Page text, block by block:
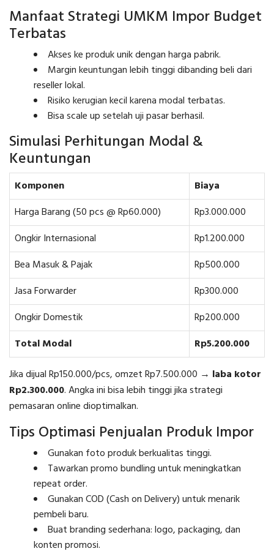
Manfaat Strategi UMKM Impor Budget
Terbatas
Akses ke produk unik dengan harga pabrik.
Margin keuntungan lebih tinggi dibanding beli dari
reseller lokal.
Risiko kerugian kecil karena modal terbatas.
Bisa scale up setelah uji pasar berhasil.
Simulasi Perhitungan Modal &
Keuntungan
Komponen
Biaya
Harga Barang (50 pcs @ Rp60.000)
Rp3.000.000
Ongkir Internasional
Rp1.200.000
Bea Masuk & Pajak
Rp500.000
Jasa Forwarder
Rp300.000
Ongkir Domestik
Rp200.000
Total Modal
Rp5.200.000
Jika dijual Rp150.000/pcs, omzet Rp7.500.000 → laba kotor
Rp2.300.000. Angka ini bisa lebih tinggi jika strategi
pemasaran online dioptimalkan.
Tips Optimasi Penjualan Produk Impor
Gunakan foto produk berkualitas tinggi.
Tawarkan promo bundling untuk meningkatkan
repeat order.
Gunakan COD (Cash on Delivery) untuk menarik
pembeli baru.
Buat branding sederhana: logo, packaging, dan
konten promosi.